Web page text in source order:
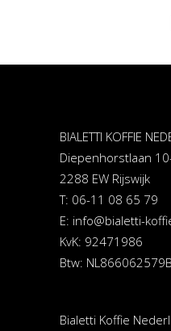
BIALETTI KOFFIE
Diepenhorstlaan
2288 EW Rijswijk
T: 06-11 08 65 79
E: info@bialetti-
KvK: 92471986
Btw:
Bialetti Koffie